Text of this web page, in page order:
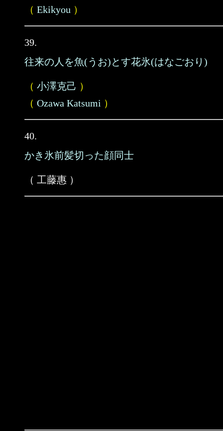
（ Ekikyou ）
39.
往来の人を魚(うお)とす花氷(はなごおり)
（ 小澤克己 ）
（ Ozawa Katsumi ）
40.
かき氷前髪切った顔同士
（ 工藤惠 ）